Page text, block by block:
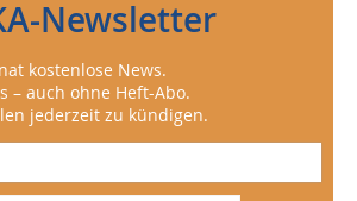
Newsletter
kostenlose News.
– auch ohne Heft-Abo.
jederzeit zu kündigen.